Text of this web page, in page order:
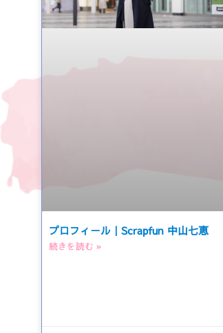
プロフィール｜Scrapfun 中山七恵
続きを読む »